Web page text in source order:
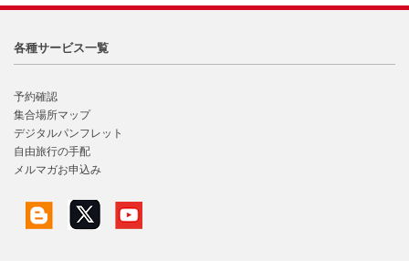
各種サービス一覧
予約確認
集合場所マップ
デジタルパンフレット
自由旅行の手配
メルマガお申込み